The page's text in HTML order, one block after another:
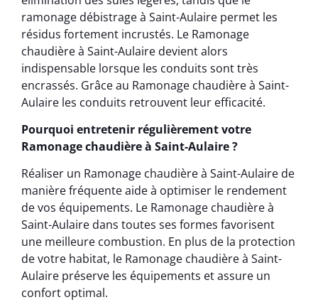
ramonage débistrage à Saint-Aulaire permet les
résidus fortement incrustés. Le Ramonage
chaudière à Saint-Aulaire devient alors
indispensable lorsque les conduits sont très
encrassés. Grâce au Ramonage chaudière à Saint-
Aulaire les conduits retrouvent leur efficacité.
Pourquoi entretenir régulièrement votre
Ramonage chaudière à Saint-Aulaire ?
Réaliser un Ramonage chaudière à Saint-Aulaire de
manière fréquente aide à optimiser le rendement
de vos équipements. Le Ramonage chaudière à
Saint-Aulaire dans toutes ses formes favorisent
une meilleure combustion. En plus de la protection
de votre habitat, le Ramonage chaudière à Saint-
Aulaire préserve les équipements et assure un
confort optimal.